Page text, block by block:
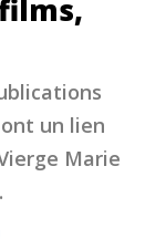
un lien
Marie